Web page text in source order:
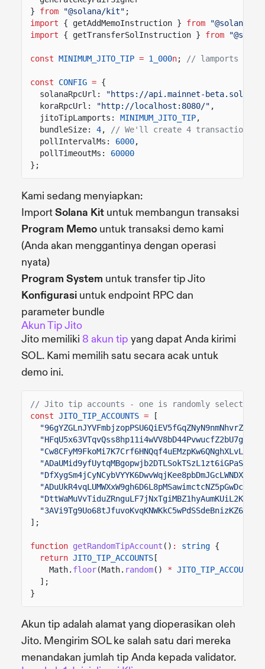
}
from "@solana/kit" ;
import
{ getAddMemoInstruction } from
"@solana-
import
{ getTransferSolInstruction } from
const MINIMUM_JITO_TIP = 1_000n; // lamports
const CONFIG = {
solanaRpcUrl:
"https://api.mainnet-
koraRpcUrl:
"http://localhost:8080/" ,
jitoTipLamports:
MINIMUM_JITO_TIP,
bundleSize:
4,
// We'll create 4 transactions
pollIntervalMs:
6000,
pollTimeoutMs:
60000
};
Kami sedang menyiapkan:
ImportSolana Kit untuk membangun transaksi
Program Memo untuk transaksi demo kami
(Anda akan menggantinya dengan operasi
nyata)
Program System untuk transfer tip Jito
Konfigurasi untuk endpoint RPC dan
parameter bundle
Akun Tip Jito
Jito memiliki 8 akun tip yang dapat Anda kirimi
SOL. Kami memilih satu secara acak untuk
demo ini.
// Jito tip accounts - one is randomly selected
const JITO_TIP_ACCOUNTS =
[
"96gYZGLnJYVFmbjzopPSU6QiEV5fGqZNyN9nmNhvrZU5"
"HFqU5x63VTqvQss8hp11i4wVV8bD44PvwucfZ2bU7gRe"
"Cw8CFyM9FkoMi7K7Crf6HNQqf4uEMzpKw6QNghXLvLkY"
"ADaUMid9yfUytqMBgopwjb2DTLSokTSzL1zt6iGPaS49"
"DfXygSm4jCyNCybVYYK6DwvWqjKee8pbDmJGcLWNDXjh"
"ADuUkR4vqLUMWXxW9gh6D6L8pMSawimctcNZ5pGwDcEt"
"DttWaMuVvTiduZRnguLF7jNxTgiMBZ1hyAumKUiL2KRL"
"3AVi9Tg9Uo68tJfuvoKvqKNWKkC5wPdSSdeBnizKZ6jT"
];
function getRandomTipAccount () : string {
return JITO_TIP_ACCOUNTS [
Math. floor(Math. random() * JITO_TIP_ACCOUNTS
];
}
Akun tip adalah alamat yang dioperasikan oleh
Jito. Mengirim SOL ke salah satu dari mereka
menandakan jumlah tip Anda kepada validator.